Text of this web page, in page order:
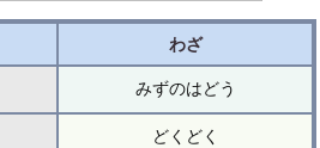
わざ
みずのはどう
どくどく